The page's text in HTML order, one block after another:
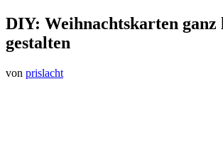
DIY: Weihnachtskarten ganz
gestalten
von prislacht